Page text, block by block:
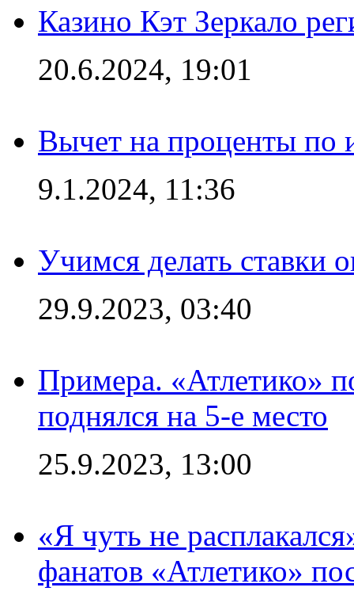
Казино Кэт Зеркало
20.6.2024, 19:01
Вычет на проценты по
9.1.2024, 11:36
Учимся делать ставки
29.9.2023, 03:40
Примера. «Атлетико»
поднялся на 5-е место
25.9.2023, 13:00
«Я чуть не
фанатов «Атлетико»